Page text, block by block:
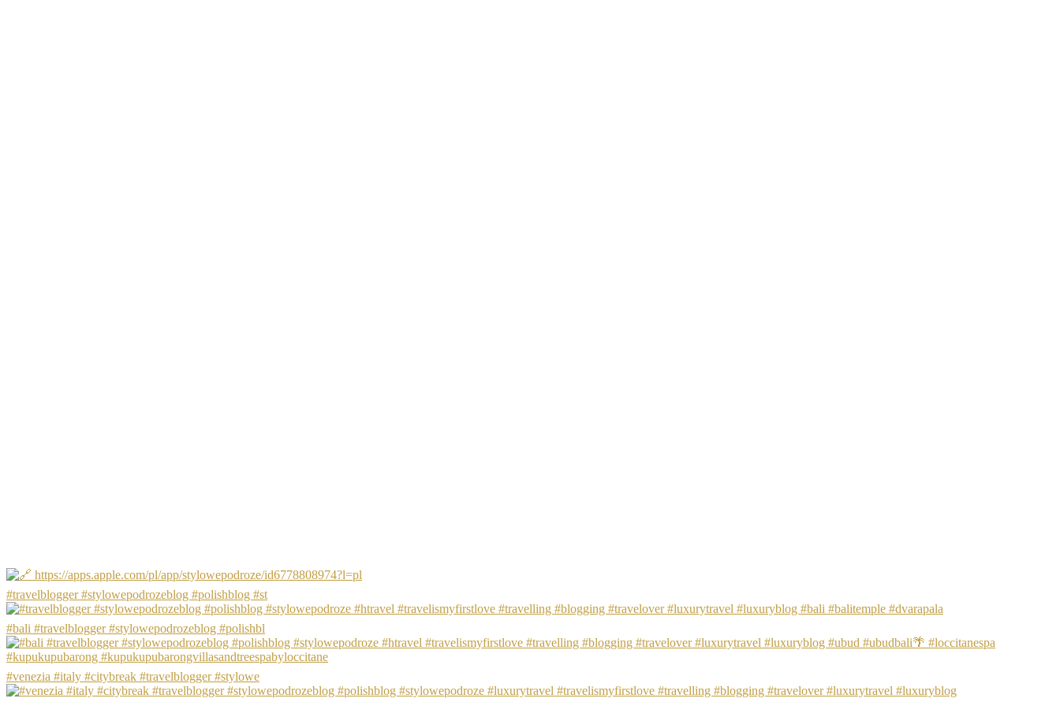
#travelblogger #stylowepodrozeblog #polishblog #st
#bali #travelblogger #stylowepodrozeblog #polishbl
#venezia #italy #citybreak #travelblogger #stylowe